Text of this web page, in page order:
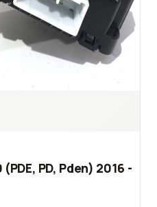
PD, Pden) 2016 -